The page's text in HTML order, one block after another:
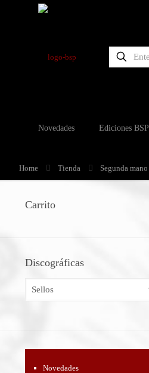
Novedades Ediciones BSP
Home Tienda Segunda mano
Carrito
Discográficas
Novedades